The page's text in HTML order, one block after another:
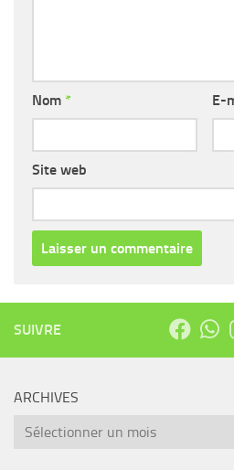
Nom * E-
Site web
SUIVRE
ARCHIVES
Archives